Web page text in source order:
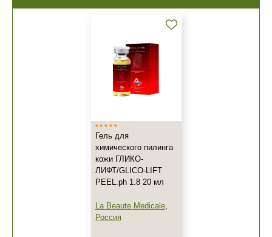
Гель для
химического пилинга
кожи ГЛИКО-
ЛИФТ/GLICO-LIFT
PEEL.ph 1.8 20 мл
La Beaute Medicale,
Россия